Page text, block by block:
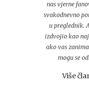
nas vjerne
svakodnevno
u preglednik.
izdvojio kao
ako vas
mogu se
Više